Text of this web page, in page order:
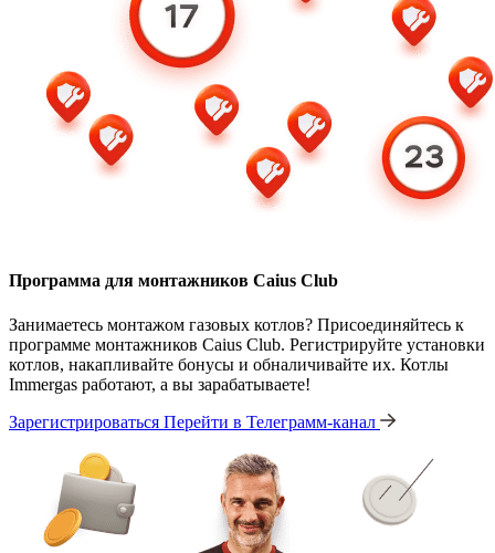
Программа для монтажников Caius Club
Занимаетесь монтажом газовых котлов? Присоединяйтесь к
программе монтажников Caius Club. Регистрируйте установки
котлов, накапливайте бонусы и обналичивайте их. Котлы
Immergas работают, а вы зарабатываете!
Зарегистрироваться Перейти в Телеграмм-канал